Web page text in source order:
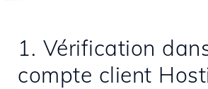
1. Vérification
compte client